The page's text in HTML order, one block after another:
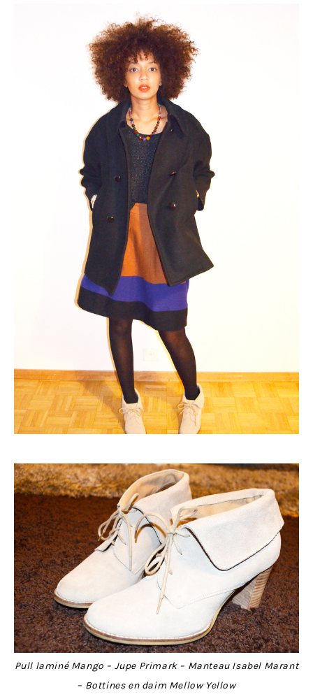
Pull laminé Mango – Jupe Primark – Manteau Isabel Marant
– Bottines en daim Mellow Yellow